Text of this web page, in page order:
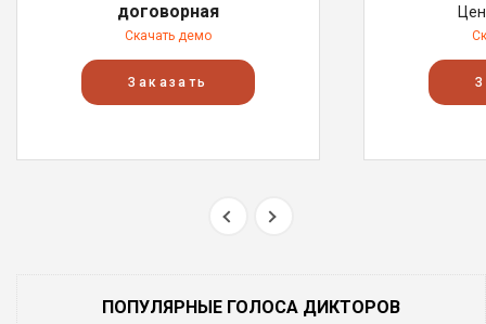
договорная
Скачать демо
Заказать
ПОПУЛЯРНЫЕ ГОЛОСА ДИКТОРОВ